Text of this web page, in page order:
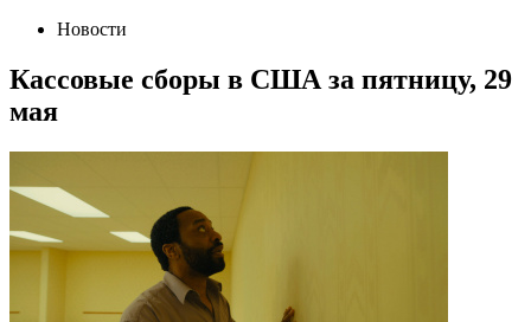
Новости
Кассовые сборы в CША за пятницу, 29
мая